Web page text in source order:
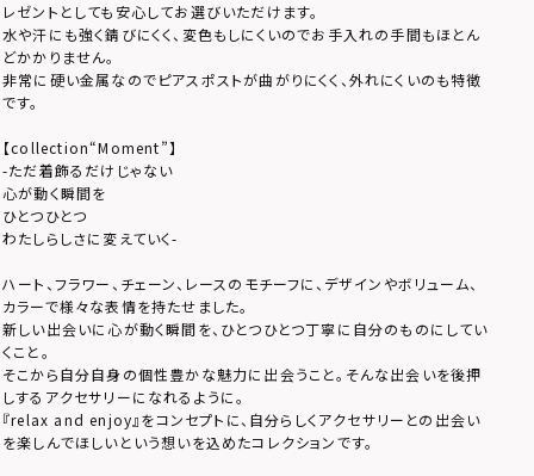
レゼントとしても安心してお選びいただけます。
水や汗にも強く錆びにくく、変色もしにくいのでお手入れの手間もほとん
どかかりません。
非常に硬い金属なのでピアスポストが曲がりにくく、外れにくいのも特徴
です。
【collection“Moment”】
-ただ着飾るだけじゃない
心が動く瞬間を
ひとつひとつ
わたしらしさに変えていく-
ハート、フラワー、チェーン、レースのモチーフに、デザインやボリューム、
カラーで様々な表情を持たせました。
新しい出会いに心が動く瞬間を、ひとつひとつ丁寧に自分のものにしてい
くこと。
そこから自分自身の個性豊かな魅力に出会うこと。そんな出会いを後押
しするアクセサリーになれるように。
『relax and enjoy』をコンセプトに、自分らしくアクセサリーとの出会い
を楽しんでほしいという想いを込めたコレクションです。